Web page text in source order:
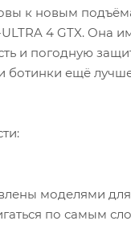
к новым
4 GTX. Она
и погодную
ботинки ещё
моделями для
по самым